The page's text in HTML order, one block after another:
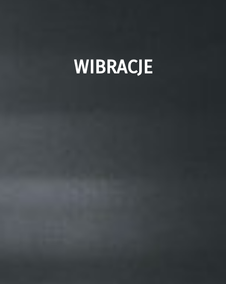
WIBRACJE